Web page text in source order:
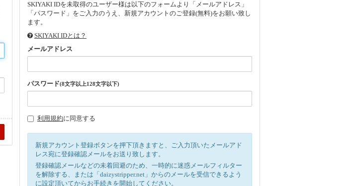
SKIYAKI IDを未取得のユーザー様は以下のフォームより「メールアドレス」
「パスワード」をご入力のうえ、新規アカウントのご登録(無料)をお願い致し
ます。
SKIYAKI IDとは？
メールアドレス
パスワード(8文字以上128文字以下)
利用規約に同意する
新規アカウント登録ボタンを押下頂きますと、ご入力頂いたメールアド
レス宛に登録確認メールをお送り致します。
登録確認メールなどの未着回避のため、一時的に迷惑メールフィルター
を解除する、または「daizystripper.net」からのメールを受信できるよう
に設定頂いてからお手続きを開始してください。